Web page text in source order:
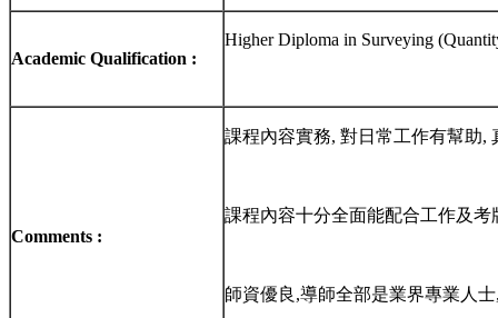
Academic Qualification :
Higher Diploma in Surveying
Comments :
課程內容實務, 對日常工作有幫助,
課程內容十分全面能配合工作及考
師資優良,導師全部是業界專業人